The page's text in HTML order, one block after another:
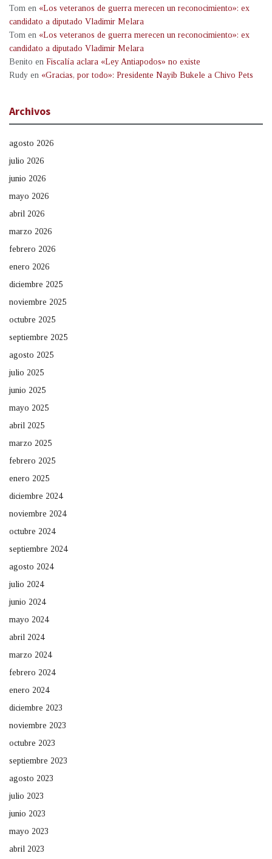
Tom en «Los veteranos de guerra merecen un reconocimiento»: ex
candidato a diputado Vladimir Melara
Tom en «Los veteranos de guerra merecen un reconocimiento»: ex
candidato a diputado Vladimir Melara
Benito en Fiscalía aclara «Ley Antiapodos» no existe
Rudy en «Gracias, por todo»: Presidente Nayib Bukele a Chivo Pets
Archivos
agosto 2026
julio 2026
junio 2026
mayo 2026
abril 2026
marzo 2026
febrero 2026
enero 2026
diciembre 2025
noviembre 2025
octubre 2025
septiembre 2025
agosto 2025
julio 2025
junio 2025
mayo 2025
abril 2025
marzo 2025
febrero 2025
enero 2025
diciembre 2024
noviembre 2024
octubre 2024
septiembre 2024
agosto 2024
julio 2024
junio 2024
mayo 2024
abril 2024
marzo 2024
febrero 2024
enero 2024
diciembre 2023
noviembre 2023
octubre 2023
septiembre 2023
agosto 2023
julio 2023
junio 2023
mayo 2023
abril 2023